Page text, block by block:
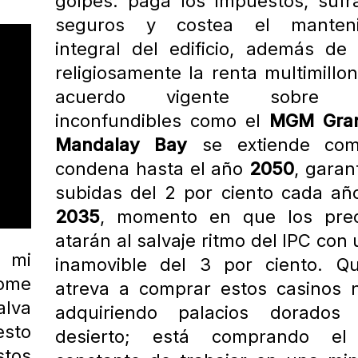
mi
seguros y costea el
integral del edificio, además de
religiosamente la renta
acuerdo vigente sobre
inconfundibles como el
MGM
Mandalay Bayse extiende
condena hasta el año 2050,
subidas del 2 por ciento cada
2035, momento en que los
atarán al salvaje ritmo del IPC con
inamovible del 3 por ciento.
atreva a comprar estos casinos
adquiriendo palacios
desierto; está comprando el